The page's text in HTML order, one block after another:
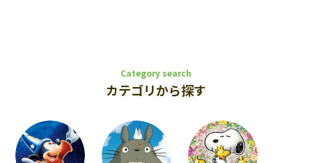
Category search
カテゴリから探す